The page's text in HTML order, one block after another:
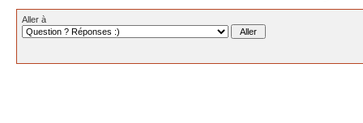
Aller à